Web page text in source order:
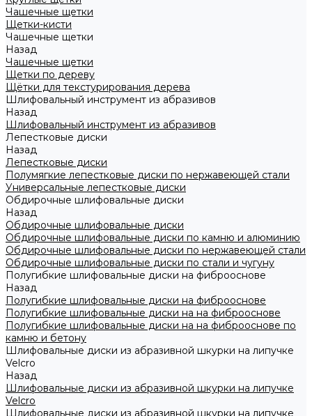
Чашечные щетки
Щетки-кисти
Чашечные щетки
Назад
Чашечные щетки
Щетки по дереву
Щётки для текстурирования дерева
Шлифовальный инструмент из абразивов
Назад
Шлифовальный инструмент из абразивов
Лепестковые диски
Назад
Лепестковые диски
Полумягкие лепестковые диски по нержавеющей стали
Универсальные лепестковые диски
Обдирочные шлифовальные диски
Назад
Обдирочные шлифовальные диски
Обдирочные шлифовальные диски по камню и алюминию
Обдирочные шлифовальные диски по нержавеющей стали
Обдирочные шлифовальные диски по стали и чугуну
Полугибкие шлифовальные диски на фиброоснове
Назад
Полугибкие шлифовальные диски на фиброоснове
Полугибкие шлифовальные диски на на фиброоснове
Полугибкие шлифовальные диски на на фиброоснове по
камню и бетону
Шлифовальные диски из абразивной шкурки на липучке
Velcro
Назад
Шлифовальные диски из абразивной шкурки на липучке
Velcro
Шлифовальные диски из абразивной шкурки на липучке